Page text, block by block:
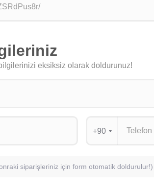
eksiksiz olarak doldurunuz!
+90
siparişleriniz için form otomatik doldurulur!)